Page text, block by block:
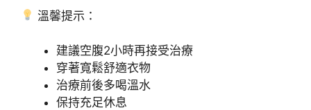
溫馨提示：
建議空腹2小時再接受治療
穿著寬鬆舒適衣物
治療前後多喝溫水
保持充足休息